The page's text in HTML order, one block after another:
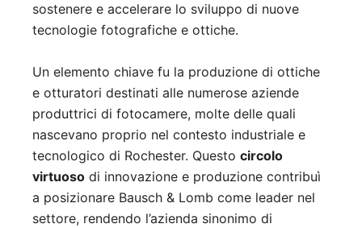
sostenere e accelerare lo sviluppo di nuove
tecnologie fotografiche e ottiche.
Un elemento chiave fu la produzione di ottiche
e otturatori destinati alle numerose aziende
produttrici di fotocamere, molte delle quali
nascevano proprio nel contesto industriale e
tecnologico di Rochester. Questo circolo
virtuoso di innovazione e produzione contribuì
a posizionare Bausch & Lomb come leader nel
settore, rendendo l’azienda sinonimo di